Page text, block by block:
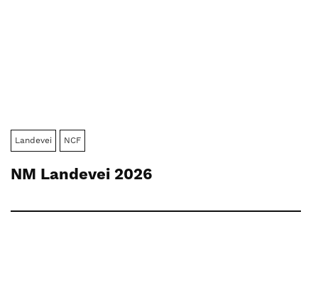
Landevei NCF
NM Landevei 2026